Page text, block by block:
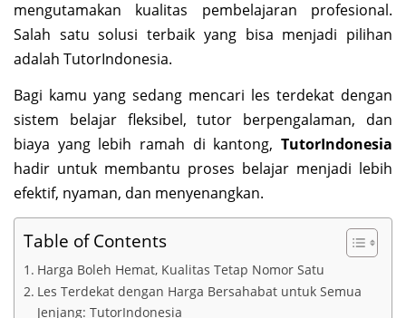
mengutamakan kualitas pembelajaran profesional.
Salah satu solusi terbaik yang bisa menjadi pilihan
adalah TutorIndonesia.
Bagi kamu yang sedang mencari les terdekat dengan
sistem belajar fleksibel, tutor berpengalaman, dan
biaya yang lebih ramah di kantong, TutorIndonesia
hadir untuk membantu proses belajar menjadi lebih
efektif, nyaman, dan menyenangkan.
Table of Contents
Harga Boleh Hemat, Kualitas Tetap Nomor Satu
Les Terdekat dengan Harga Bersahabat untuk Semua
Jenjang: TutorIndonesia